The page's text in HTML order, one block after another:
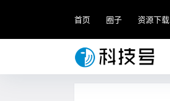
首页 圈子 资源下载